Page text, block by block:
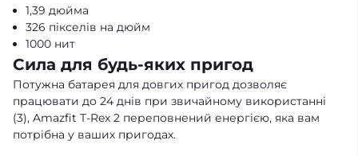
1,39 дюйма
326 пікселів на дюйм
1000 нит
Сила для будь-яких пригод
Потужна батарея для довгих пригод дозволяє
працювати до 24 днів при звичайному використанні
(3), Amazfit T-Rex 2 переповнений енергією, яка вам
потрібна у ваших пригодах.